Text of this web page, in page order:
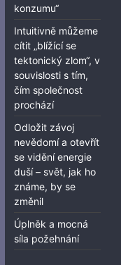
konzumu“
Intuitivně můžeme
cítit „blížící se
tektonický zlom“, v
souvislosti s tím,
čím společnost
prochází
Odložit závoj
nevědomí a otevřít
se vidění energie
duší – svět, jak ho
známe, by se
změnil
Úplněk a mocná
síla požehnání